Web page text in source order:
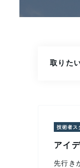
取りた
技術者ス
アイ
先行き